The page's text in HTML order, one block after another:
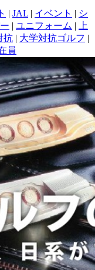
| JAL | イベント | シ
| ユニフォーム |
上
抗 | 大学対抗ゴルフ |
員